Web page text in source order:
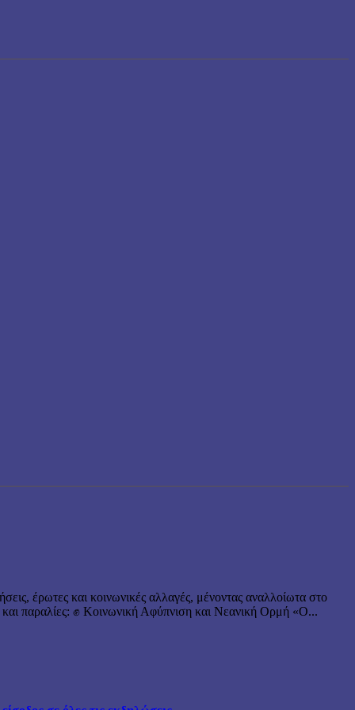
έρωτες και κοινωνικές αλλαγές, μένοντας αναλλοίωτα στο
παραλίες: ✊ Κοινωνική Αφύπνιση και Νεανική Ορμή «Ο...